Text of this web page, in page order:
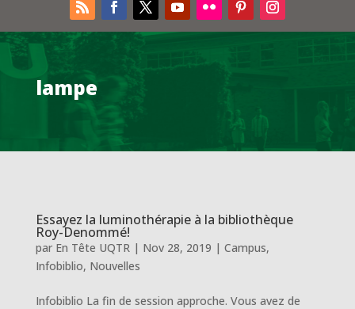
lampe
Essayez la luminothérapie à la bibliothèque
Roy-Denommé!
par En Tête UQTR| Nov 28, 2019 | Campus,
Infobiblio, Nouvelles
Infobiblio La fin de session approche. Vous avez de